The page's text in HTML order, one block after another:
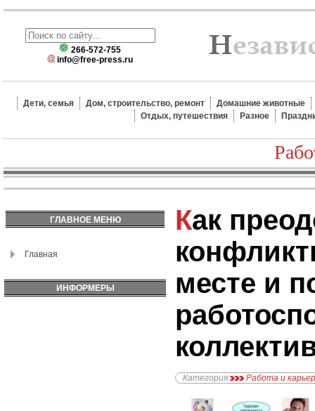
266-572-755
info@free-press.ru
Дети, семья Дом, строительство, ремонт
Домашние животные
Отдых, путешествия
Разное
ГЛАВНОЕ МЕНЮ
Главная
ИНФОРМЕРЫ
Как преодолеть
месте и
Категория Работа и